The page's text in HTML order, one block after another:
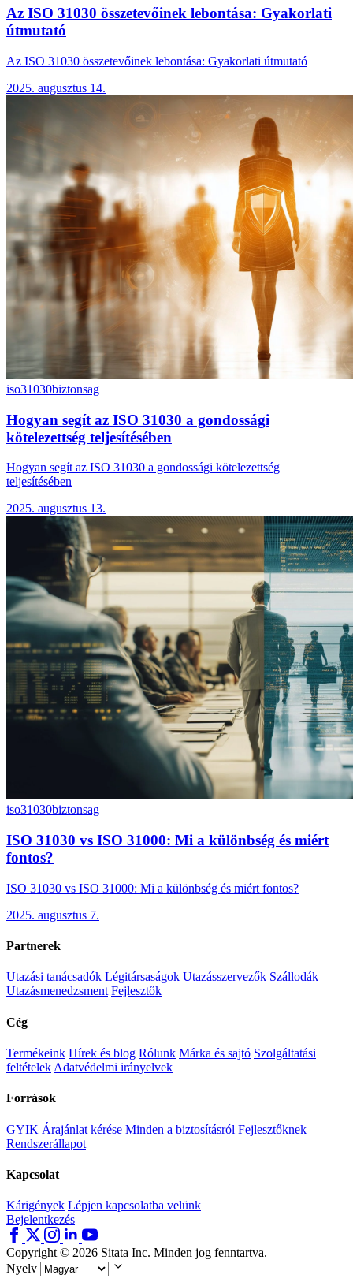
Az ISO 31030 összetevőinek lebontása: Gyakorlati
útmutató
Az ISO 31030 összetevőinek lebontása: Gyakorlati útmutató
2025. augusztus 14.
iso31030biztonsag
Hogyan segít az ISO 31030 a gondossági
kötelezettség teljesítésében
Hogyan segít az ISO 31030 a gondossági kötelezettség
teljesítésében
2025. augusztus 13.
iso31030biztonsag
ISO 31030 vs ISO 31000: Mi a különbség és miért
fontos?
ISO 31030 vs ISO 31000: Mi a különbség és miért fontos?
2025. augusztus 7.
Partnerek
Utazási tanácsadók Légitársaságok Utazásszervezők Szállodák
Utazásmenedzsment Fejlesztők
Cég
Termékeink Hírek és blog Rólunk Márka és sajtó Szolgáltatási
feltételek Adatvédelmi irányelvek
Források
GYIK Árajánlat kérése Minden a biztosításról Fejlesztőknek
Rendszerállapot
Kapcsolat
Kárigények Lépjen kapcsolatba velünk
Bejelentkezés
Copyright © 2026 Sitata Inc. Minden jog fenntartva.
Nyelv